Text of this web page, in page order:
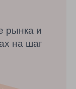
рынка и
на шаг